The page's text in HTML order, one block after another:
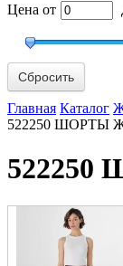
Цена от
Сбросить
Главная Каталог
522250 ШОРТЫ